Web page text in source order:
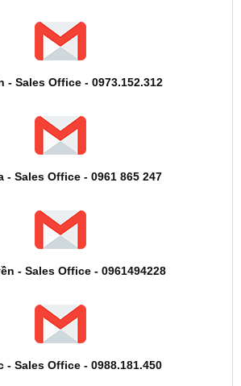
- Sales Office - 0973.152.312
- Sales Office - 0961 865 247
- Sales Office - 0961494228
- Sales Office - 0988.181.450